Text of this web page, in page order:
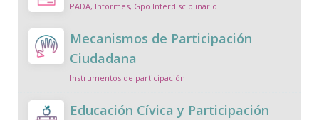
PADA, Informes, Gpo Interdisciplinario
Mecanismos de Participación
Ciudadana
Instrumentos de participación
Educación Cívica y Participación